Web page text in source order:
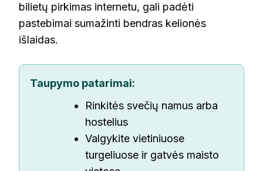
bilietų pirkimas internetu, gali padėti
pastebimai sumažinti bendras kelionės
išlaidas.
Taupymo patarimai:
Rinkitės svečių namus arba
hostelius
Valgykite vietiniuose
turgeliuose ir gatvės maisto